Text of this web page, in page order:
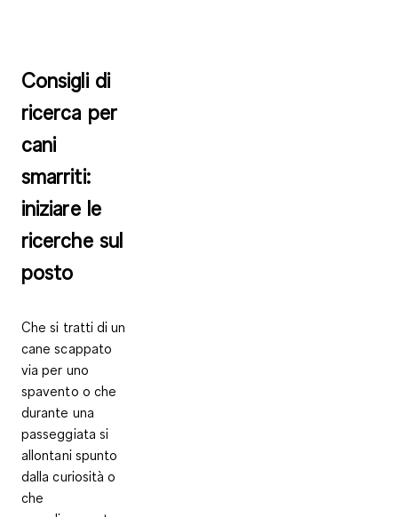
Consigli di
ricerca per
cani
smarriti:
iniziare le
ricerche sul
posto
Che si tratti di un
cane scappato
via per uno
spavento o che
durante una
passeggiata si
allontani spunto
dalla curiosità o
che